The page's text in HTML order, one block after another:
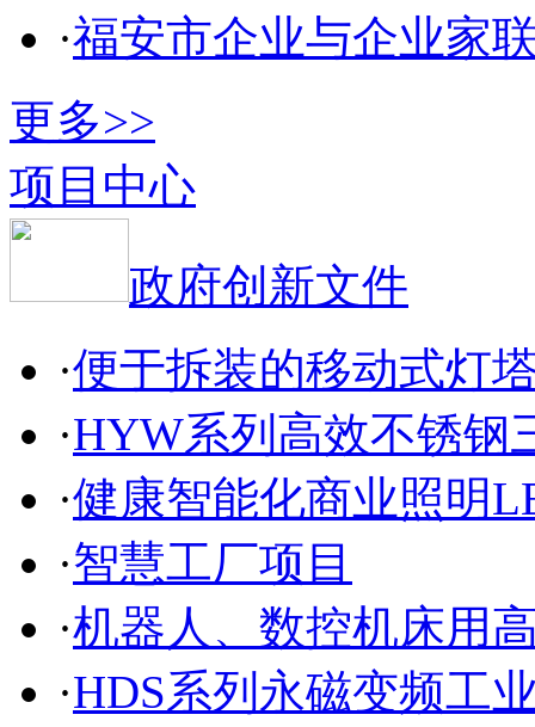
·福安市企业与企业家
更多>>
项目中心
政府创新文件
·便于拆装的移动式灯
·HYW系列高效不锈钢
·健康智能化商业照明
·智慧工厂项目
·机器人、数控机床用
·HDS系列永磁变频工